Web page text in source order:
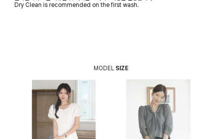
Dry Clean is recommended on the first wash.
MODEL SIZE